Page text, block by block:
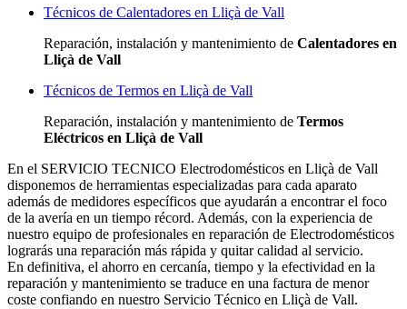
Técnicos de Calentadores en Lliçà de Vall
Reparación, instalación y mantenimiento de Calentadores en
Lliçà de Vall
Técnicos de Termos en Lliçà de Vall
Reparación, instalación y mantenimiento de Termos
Eléctricos en Lliçà de Vall
En el SERVICIO TECNICO Electrodomésticos en Lliçà de Vall
disponemos de herramientas especializadas para cada aparato
además de medidores específicos que ayudarán a encontrar el foco
de la avería en un tiempo récord. Además, con la experiencia de
nuestro equipo de profesionales en reparación de Electrodomésticos
lograrás una reparación más rápida y quitar calidad al servicio.
En definitiva, el ahorro en cercanía, tiempo y la efectividad en la
reparación y mantenimiento se traduce en una factura de menor
coste confiando en nuestro Servicio Técnico en Lliçà de Vall.